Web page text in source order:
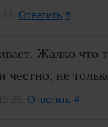
Ответить #
Жалко
честно, не
Ответить #